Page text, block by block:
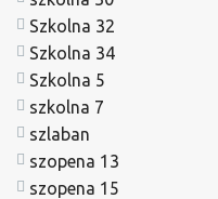
Szkolna 32
Szkolna 34
Szkolna 5
szkolna 7
szlaban
szopena 13
szopena 15